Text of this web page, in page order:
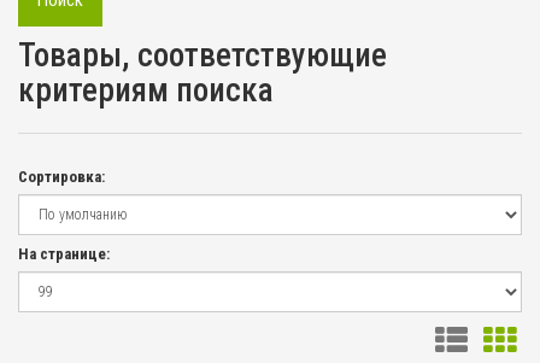
Товары, соответствующие
критериям поиска
Сортировка:
На странице: